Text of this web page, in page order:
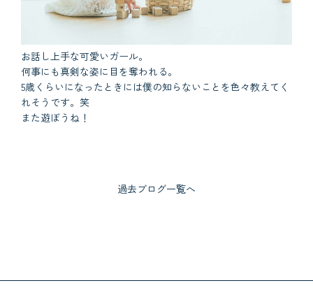
お話し上手な可愛いガール。
何事にも真剣な姿に目を奪われる。
5歳くらいになったときには僕の知らないことを色々教えてく
れそうです。笑
また遊ぼうね！
過去ブログ一覧へ